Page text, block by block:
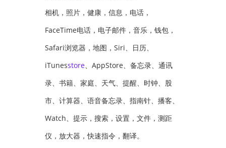
相机，照片，健康，信息，电话，
FaceTime电话，电子邮件，音乐，钱包，
Safari浏览器，地图，Siri、日历、
iTunesstore、AppStore、备忘录、通讯
录、书籍、家庭、天气、提醒、时钟、股
市、计算器、语音备忘录、指南针、播客、
Watch、提示，搜索，设置，文件，测距
仪，放大器，快速指令，翻译。